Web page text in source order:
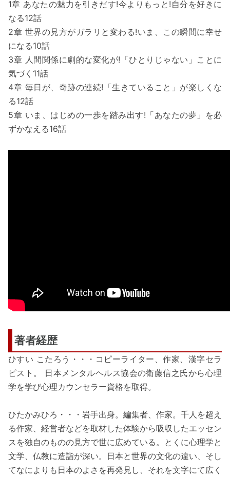
1章 あなたの魅力を引きだす!今よりもっと!自分を好きに
なる12話
2章 世界の見方がガラリと変わる!いま、この瞬間に幸せ
になる10話
3章 人間関係に劇的な変化が!「ひとりじゃない」ことに
気づく11話
4章 毎日が、奇跡の連続!「生きていること」が楽しくな
る12話
5章 いま、はじめの一歩を踏み出す!「あなたの夢」を必
ずかなえる16話
著者経歴
ひすい こたろう・・・コピーライター、作家、漢字セラ
ピスト。 日本メンタルヘルス協会の衛藤信之氏から心理
学を学び心理カウンセラー資格を取得。
ひたかみひろ・・・岩手出身。編集者、作家。千人を超え
る作家、経営者などを取材した体験から吸収したエッセン
スを独自のものの見方で世に広めている。とくに心理学と
文学、仏教に造詣が深い。日本と世界の文化の違い、そし
てなによりも日本のよさを再発見し、それを文字にて広く